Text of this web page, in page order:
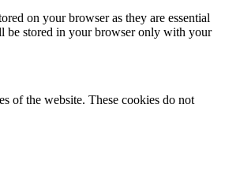
on your browser as they are essential
be stored in your browser only with your
of the website. These cookies do not